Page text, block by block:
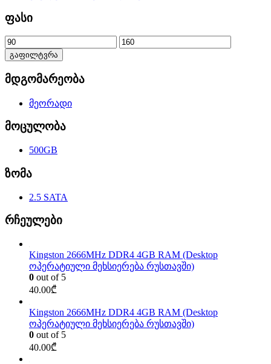
ფასი
გაფილტვრა
მდგომარეობა
მეორადი
მოცულობა
500GB
ზომა
2.5 SATA
რჩეულები
Kingston 2666MHz DDR4 4GB RAM (Desktop
ოპერატიული მეხსიერება რუსთავში)
0 out of 5
40.00₾
Kingston 2666MHz DDR4 4GB RAM (Desktop
ოპერატიული მეხსიერება რუსთავში)
0 out of 5
40.00₾